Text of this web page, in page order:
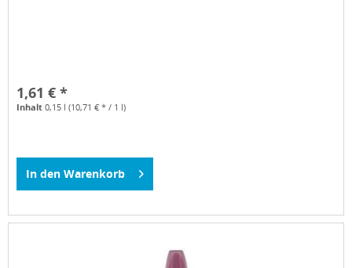
1,61 € *
Inhalt0,15 l(10,71 € * / 1 l)
In den Warenkorb